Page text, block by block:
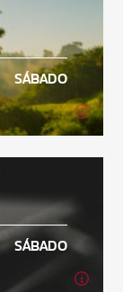
SÁBADO
SÁBADO
SÁBADO